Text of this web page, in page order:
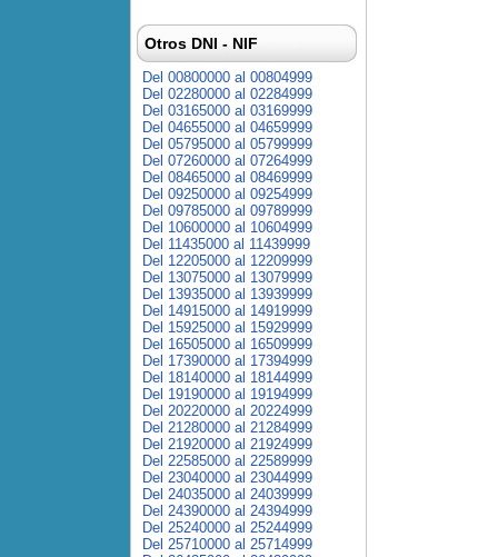
Otros DNI - NIF
Del 00800000 al 00804999
Del 02280000 al 02284999
Del 03165000 al 03169999
Del 04655000 al 04659999
Del 05795000 al 05799999
Del 07260000 al 07264999
Del 08465000 al 08469999
Del 09250000 al 09254999
Del 09785000 al 09789999
Del 10600000 al 10604999
Del 11435000 al 11439999
Del 12205000 al 12209999
Del 13075000 al 13079999
Del 13935000 al 13939999
Del 14915000 al 14919999
Del 15925000 al 15929999
Del 16505000 al 16509999
Del 17390000 al 17394999
Del 18140000 al 18144999
Del 19190000 al 19194999
Del 20220000 al 20224999
Del 21280000 al 21284999
Del 21920000 al 21924999
Del 22585000 al 22589999
Del 23040000 al 23044999
Del 24035000 al 24039999
Del 24390000 al 24394999
Del 25240000 al 25244999
Del 25710000 al 25714999